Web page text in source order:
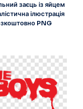
заєць із яйцем
ілюстрація
PNG